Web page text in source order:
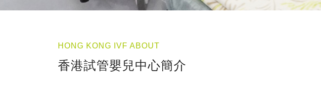
HONG KONG IVF ABOUT
香港試管嬰兒中心簡介